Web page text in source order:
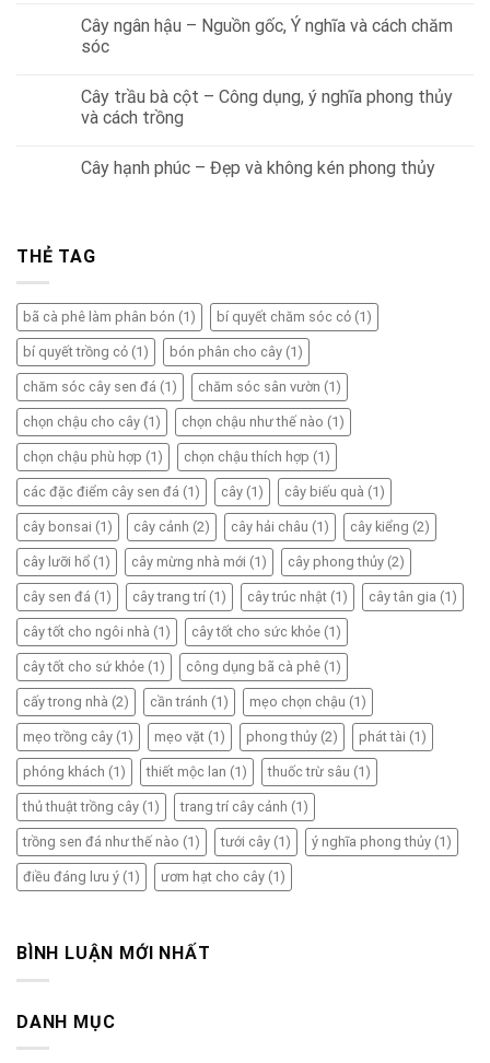
Cây ngân hậu – Nguồn gốc, Ý nghĩa và cách chăm
sóc
Cây trầu bà cột – Công dụng, ý nghĩa phong thủy
và cách trồng
Cây hạnh phúc – Đẹp và không kén phong thủy
THẺ TAG
bã cà phê làm phân bón (1) bí quyết chăm sóc cỏ (1)
bí quyết trồng cỏ (1) bón phân cho cây (1)
chăm sóc cây sen đá (1) chăm sóc sân vườn (1)
chọn chậu cho cây (1) chọn chậu như thế nào (1)
chọn chậu phù hợp (1) chọn chậu thích hợp (1)
các đặc điểm cây sen đá (1) cây (1) cây biếu quà (1)
cây bonsai (1) cây cảnh (2) cây hải châu (1) cây kiểng (2)
cây lưỡi hổ (1) cây mừng nhà mới (1) cây phong thủy (2)
cây sen đá (1) cây trang trí (1) cây trúc nhật (1) cây tân gia (1)
cây tốt cho ngôi nhà (1) cây tốt cho sức khỏe (1)
cây tốt cho sứ khỏe (1) công dụng bã cà phê (1)
cấy trong nhà (2) cần tránh (1) mẹo chọn chậu (1)
mẹo trồng cây (1) mẹo vặt (1) phong thủy (2) phát tài (1)
phóng khách (1) thiết mộc lan (1) thuốc trừ sâu (1)
thủ thuật trồng cây (1) trang trí cây cảnh (1)
trồng sen đá như thế nào (1) tưới cây (1) ý nghĩa phong thủy (1)
điều đáng lưu ý (1) ươm hạt cho cây (1)
BÌNH LUẬN MỚI NHẤT
DANH MỤC